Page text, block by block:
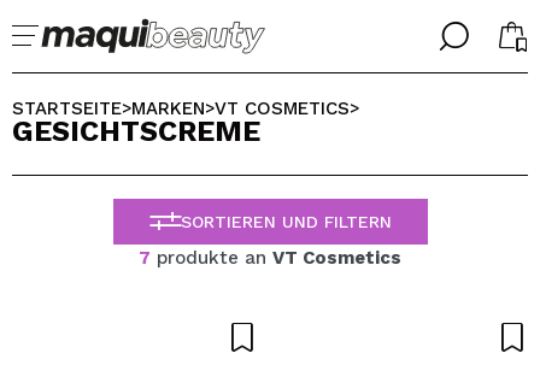
╳
Ich bin bereits #maquilover, ich habe ein Konto
╳
WÄHLE DEINE SPRACHE
ALEMAN
ESPAÑOL
ENGLISH
FRANCES
STARTSEITE>MARKEN>VT COSMETICS>
GESICHTSCREME
SORTIEREN UND FILTERN
7 produkte an VT Cosmetics